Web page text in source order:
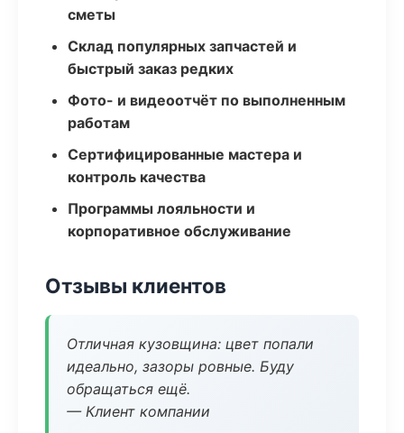
сметы
Склад популярных запчастей и
быстрый заказ редких
Фото- и видеоотчёт по выполненным
работам
Сертифицированные мастера и
контроль качества
Программы лояльности и
корпоративное обслуживание
Отзывы клиентов
Отличная кузовщина: цвет попали
идеально, зазоры ровные. Буду
обращаться ещё.
— Клиент компании